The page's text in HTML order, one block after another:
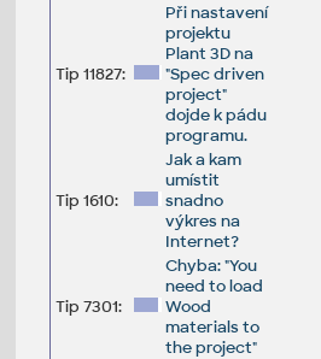
Tip 11827:
Při nastavení
projektu
Plant 3D na
"Spec driven
project"
dojde k pádu
programu.
Tip 1610:
Jak a kam
umístit
snadno
výkres na
Internet?
Tip 7301:
Chyba: "You
need to load
Wood
materials to
the project"